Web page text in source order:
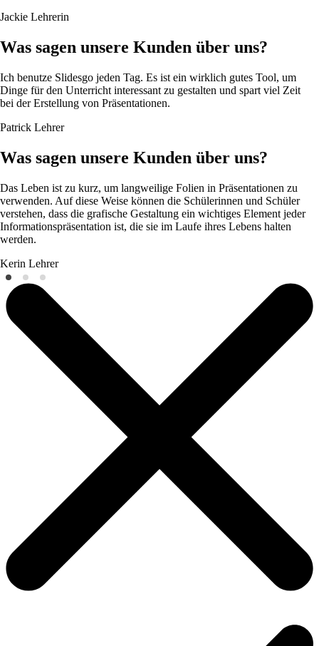
Jackie Lehrerin
Was sagen unsere Kunden über uns?
Ich benutze Slidesgo jeden Tag. Es ist ein wirklich gutes Tool, um
Dinge für den Unterricht interessant zu gestalten und spart viel Zeit
bei der Erstellung von Präsentationen.
Patrick Lehrer
Was sagen unsere Kunden über uns?
Das Leben ist zu kurz, um langweilige Folien in Präsentationen zu
verwenden. Auf diese Weise können die Schülerinnen und Schüler
verstehen, dass die grafische Gestaltung ein wichtiges Element jeder
Informationspräsentation ist, die sie im Laufe ihres Lebens halten
werden.
Kerin Lehrer